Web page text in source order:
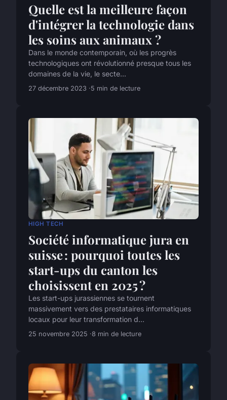
Quelle est la meilleure façon
d'intégrer la technologie dans
les soins aux animaux ?
Dans le monde contemporain, où les progrès
technologiques ont révolutionné presque tous les
domaines de la vie, le secte...
27 décembre 2023 5 min de lecture
HIGH TECH
Société informatique jura en
suisse : pourquoi toutes les
start-ups du canton les
choisissent en 2025 ?
Les start-ups jurassiennes se tournent
massivement vers des prestataires informatiques
locaux pour leur transformation d...
25 novembre 2025 8 min de lecture